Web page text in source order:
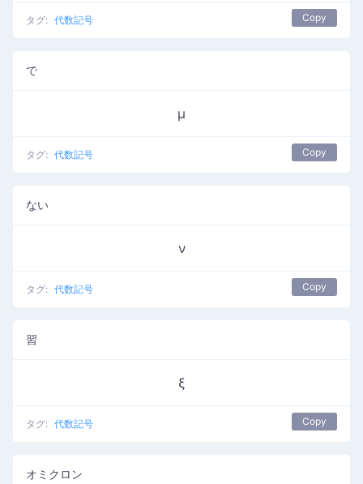
タグ: 代数記号 Copy
で
μ
タグ: 代数記号 Copy
ない
ν
タグ: 代数記号 Copy
習
ξ
タグ: 代数記号 Copy
オミクロン